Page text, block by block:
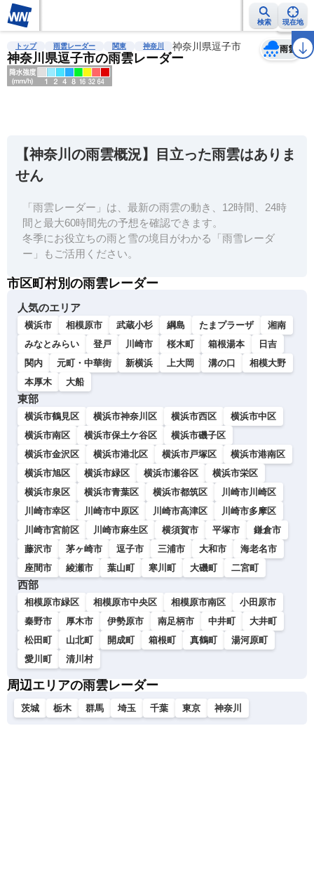
検索 現在地
雨雲レーダー 台風情報 地震情報 警報・注意報 2週間天気 ラ
トップ 雨雲レーダー 関東 神奈川 神奈川県逗子市
神奈川県逗子市の雨雲レーダー
雨雲
天気 台風
【神奈川の雨雲概況】目立った雨雲はありま
せん
「雨雲レーダー」は、最新の雨雲の動き、12時間、24時
間と最大60時間先の予想を確認できます。
冬季にお役立ちの雨と雪の境目がわかる「雨雪レーダ
ー」もご活用ください。
市区町村別の雨雲レーダー
人気のエリア
横浜市 相模原市 武蔵小杉 綱島 たまプラーザ
湘南
みなとみらい
登戸 川崎市 桜木町 箱根湯本
日吉
関内
元町・中華街 新横浜 上大岡 溝の口
相模大野
本厚木
大船
東部
横浜市鶴見区 横浜市神奈川区 横浜市西区
横浜市中区
横浜市南区
横浜市保土ケ谷区
横浜市磯子区
横浜市金沢区
横浜市港北区 横浜市戸塚区
横浜市港南区
横浜市旭区
横浜市緑区 横浜市瀬谷区
横浜市栄区
横浜市泉区
横浜市青葉区 横浜市都筑区
川崎市川崎区
川崎市幸区
川崎市中原区 川崎市高津区
川崎市多摩区
川崎市宮前区
川崎市麻生区 横須賀市 平塚市
鎌倉市
藤沢市
茅ヶ崎市 逗子市 三浦市 大和市
海老名市
座間市
綾瀬市 葉山町 寒川町 大磯町 二宮町
西部
相模原市緑区 相模原市中央区 相模原市南区
小田原市
秦野市
厚木市 伊勢原市 南足柄市 中井町
大井町
松田町
山北町 開成町 箱根町 真鶴町
湯河原町
愛川町
清川村
周辺エリアの雨雲レーダー
茨城 栃木 群馬 埼玉 千葉 東京 神奈川